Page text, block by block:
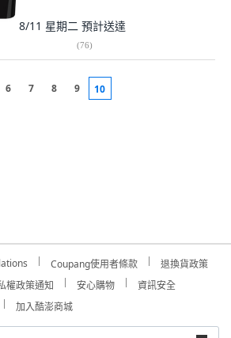
8/11 星期二 預計送達
(76)
6 7 8 9 10
Coupang使用者條款
退換貨政策
權政策通知 安心購物
資訊安全
加入酷澎商城